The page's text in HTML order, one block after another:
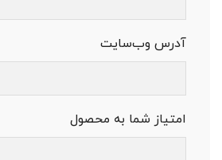
آدرس وب‌سایت
امتیاز شما به محصول